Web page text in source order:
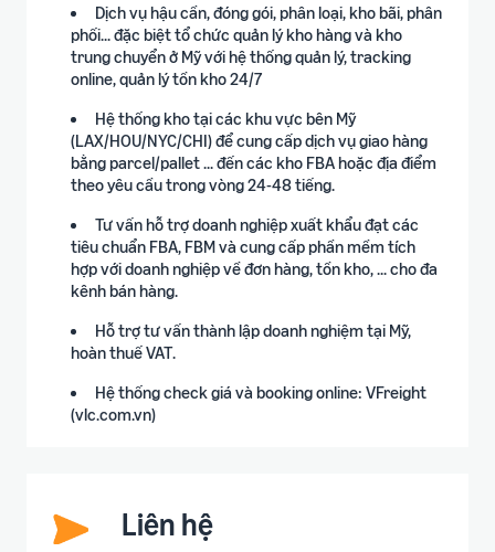
Dịch vụ hậu cần, đóng gói, phân loại, kho bãi, phân
phối... đặc biệt tổ chức quản lý kho hàng và kho
trung chuyển ở Mỹ với hệ thống quản lý, tracking
online, quản lý tồn kho 24/7
Hệ thống kho tại các khu vực bên Mỹ
(LAX/HOU/NYC/CHI) để cung cấp dịch vụ giao hàng
bằng parcel/pallet ... đến các kho FBA hoặc địa điểm
theo yêu cầu trong vòng 24-48 tiếng.
Tư vấn hỗ trợ doanh nghiệp xuất khẩu đạt các
tiêu chuẩn FBA, FBM và cung cấp phần mềm tích
hợp với doanh nghiệp về đơn hàng, tồn kho, ... cho đa
kênh bán hàng.
Hỗ trợ tư vấn thành lập doanh nghiệm tại Mỹ,
hoàn thuế VAT.
Hệ thống check giá và booking online: VFreight
(vlc.com.vn)
Liên hệ